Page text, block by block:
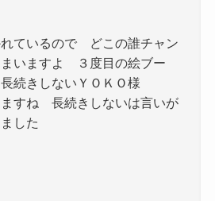
ているので どこの誰チャン
いますよ ３度目の絵ブー
続きしないＹＯＫＯ様
ますね 長続きしないは言いが
した